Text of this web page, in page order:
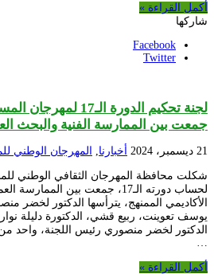
أكمل القراءة »
شاركها
Facebook
Twitter
لجنة تحكيم الدورة
جمعت بين الممارسة الفنية والبحث
21 ديسمبر، 2024 أخبارنا, المهرجان الوطني
شكلت محافظة المهرجان الثقافي الوطني
لحساب دورته الـ17، جمعت بين
الأكاديمي الممنهج، يترأسها الدكتور
يوسف تعوينت، ربيع قشي، الدكتورة دليلة
الدكتور لخضر منصوري رئيس اللجنة، واحد من
…
أكمل القراءة »